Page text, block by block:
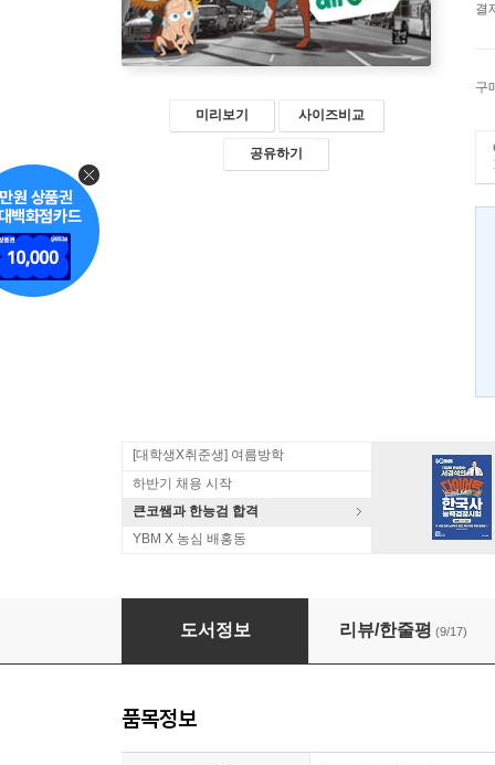
미리보기 사이즈비교
공유하기
결
구
[대학생X취준생] 여름방학
하반기 채용 시작
큰코쌤과 한능검 합격
YBM X 농심 배홍동
영어 리스닝 무작정 따라하기
도서정보 리뷰/한줄평 (9/17)
품목정보